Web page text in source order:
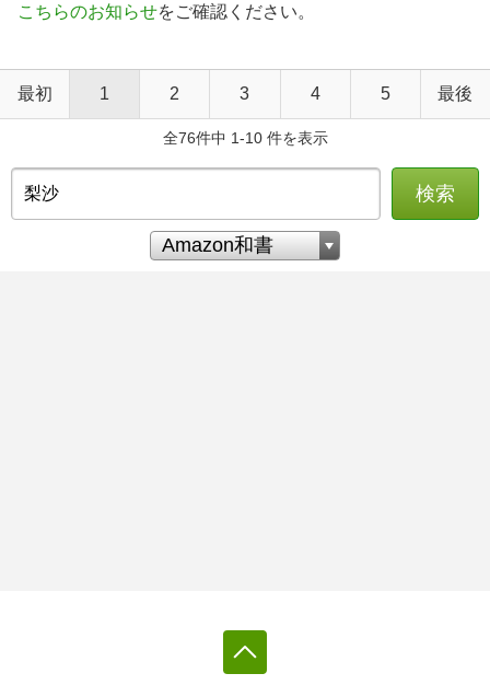
こちらのお知らせをご確認ください。
最初 1 2 3 4 5 最後
全76件中 1-10 件を表示
検索